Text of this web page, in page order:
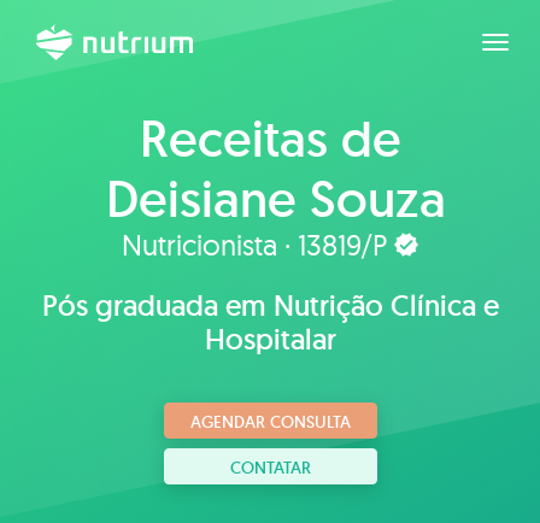
Receitas de
Deisiane Souza
Nutricionista · 13819/P
Pós graduada em Nutrição Clínica e
Hospitalar
AGENDAR CONSULTA
CONTATAR